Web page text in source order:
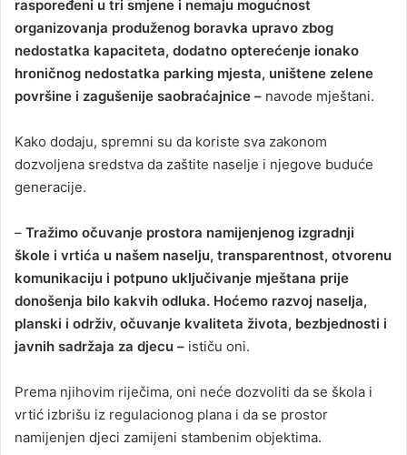
raspoređeni u tri smjene i nemaju mogućnost
organizovanja produženog boravka upravo zbog
nedostatka kapaciteta, dodatno opterećenje ionako
hroničnog nedostatka parking mjesta, uništene zelene
površine i zagušenije saobraćajnice – navode mještani.
Kako dodaju, spremni su da koriste sva zakonom
dozvoljena sredstva da zaštite naselje i njegove buduće
generacije.
– Tražimo očuvanje prostora namijenjenog izgradnji
škole i vrtića u našem naselju, transparentnost, otvorenu
komunikaciju i potpuno uključivanje mještana prije
donošenja bilo kakvih odluka. Hoćemo razvoj naselja,
planski i održiv, očuvanje kvaliteta života, bezbjednosti i
javnih sadržaja za djecu – ističu oni.
Prema njihovim riječima, oni neće dozvoliti da se škola i
vrtić izbrišu iz regulacionog plana i da se prostor
namijenjen djeci zamijeni stambenim objektima.